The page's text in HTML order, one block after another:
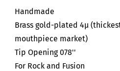
Handmade
Brass gold-plated 4µ
mouthpiece market)
Tip Opening 078''
For Rock and Fusion